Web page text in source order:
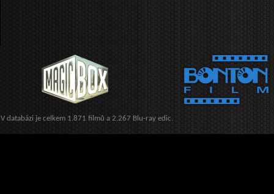
V databázi je celkem 1.871 filmů a 2.267 Blu-ray edic.